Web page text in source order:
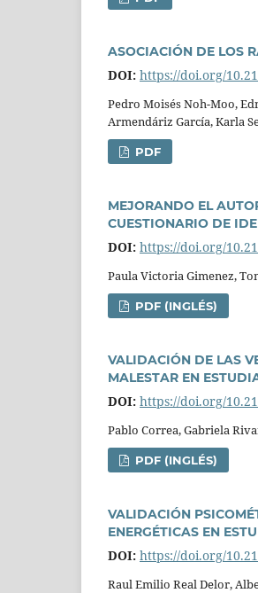
ASOCIACIÓN DE LOS
DOI: https://doi.org/
Pedro Moisés Noh-Moo,
Armendáriz Garcí­a, Karla
PDF
MEJORANDO EL
CUESTIONARIO DE
DOI: https://doi.org/
Paula Victoria Gimenez,
PDF (INGLÉS)
VALIDACIÓN DE LAS
MALESTAR EN
DOI: https://doi.org/
Pablo Correa, Gabriela
PDF (INGLÉS)
VALIDACIÓN
ENERGÉTICAS EN
DOI: https://doi.org/
Raul Emilio Real Delor,